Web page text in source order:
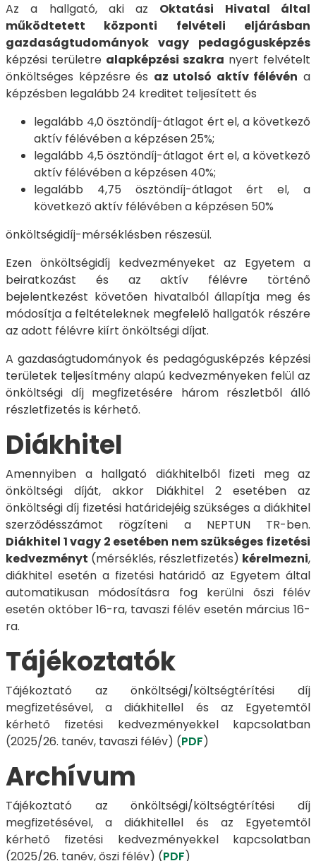
Az a hallgató, aki az Oktatási Hivatal által
működtetett központi felvételi eljárásban
gazdaságtudományok vagy pedagógusképzés
képzési területre alapképzési szakra nyert felvételt
önköltséges képzésre és az utolsó aktív félévén a
képzésben legalább 24 kreditet teljesített és
legalább 4,0 ösztöndíj-átlagot ért el, a következő
aktív félévében a képzésen 25%;
legalább 4,5 ösztöndíj-átlagot ért el, a következő
aktív félévében a képzésen 40%;
legalább 4,75 ösztöndíj-átlagot ért el, a
következő aktív félévében a képzésen 50%
önköltségidíj-mérséklésben részesül.
Ezen önköltségidíj kedvezményeket az Egyetem a
beiratkozást és az aktív félévre történő
bejelentkezést követően hivatalból állapítja meg és
módosítja a feltételeknek megfelelő hallgatók részére
az adott félévre kiírt önköltségi díjat.
A gazdaságtudományok és pedagógusképzés képzési
területek teljesítmény alapú kedvezményeken felül az
önköltségi díj megfizetésére három részletből álló
részletfizetés is kérhető.
Diákhitel
Amennyiben a hallgató diákhitelből fizeti meg az
önköltségi díját, akkor Diákhitel 2 esetében az
önköltségi díj fizetési határidejéig szükséges a diákhitel
szerződésszámot rögzíteni a NEPTUN TR-ben.
Diákhitel 1 vagy 2 esetében nem szükséges fizetési
kedvezményt (mérséklés, részletfizetés) kérelmezni,
diákhitel esetén a fizetési határidő az Egyetem által
automatikusan módosításra fog kerülni őszi félév
esetén október 16-ra, tavaszi félév esetén március 16-
ra.
Tájékoztatók
Tájékoztató az önköltségi/költségtérítési díj
megfizetésével, a diákhitellel és az Egyetemtől
kérhető fizetési kedvezményekkel kapcsolatban
(2025/26. tanév, tavaszi félév) (PDF)
Archívum
Tájékoztató az önköltségi/költségtérítési díj
megfizetésével, a diákhitellel és az Egyetemtől
kérhető fizetési kedvezményekkel kapcsolatban
(2025/26. tanév, őszi félév) (PDF)